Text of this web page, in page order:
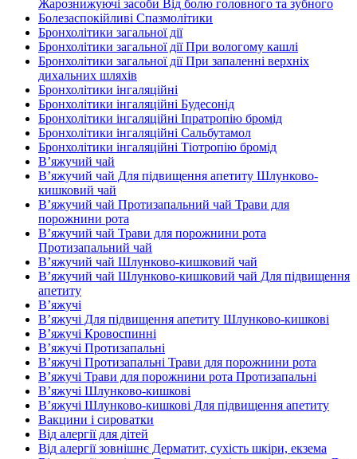
Жарознижуючі засоби Від болю головного та зубного
Болезаспокійливі Спазмолітики
Бронхолітики загальної дії
Бронхолітики загальної дії При вологому кашлі
Бронхолітики загальної дії При запаленні верхніх
дихальних шляхів
Бронхолітики інгаляційні
Бронхолітики інгаляційні Будесонід
Бронхолітики інгаляційні Іпратропію бромід
Бронхолітики інгаляційні Сальбутамол
Бронхолітики інгаляційні Тіотропію бромід
В’яжучий чай
В’яжучий чай Для підвищення апетиту Шлунково-
кишковий чай
В’яжучий чай Протизапальний чай Трави для
порожнини рота
В’яжучий чай Трави для порожнини рота
Протизапальний чай
В’яжучий чай Шлунково-кишковий чай
В’яжучий чай Шлунково-кишковий чай Для підвищення
апетиту
В’яжучі
В’яжучі Для підвищення апетиту Шлунково-кишкові
В’яжучі Кровоспинні
В’яжучі Протизапальні
В’яжучі Протизапальні Трави для порожнини рота
В’яжучі Трави для порожнини рота Протизапальні
В’яжучі Шлунково-кишкові
В’яжучі Шлунково-кишкові Для підвищення апетиту
Вакцини і сироватки
Від алергії для дітей
Від алергії зовнішнє Дерматит, сухість шкіри, екзема